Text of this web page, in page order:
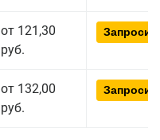
от 121,30
руб.
от 132,00
руб.